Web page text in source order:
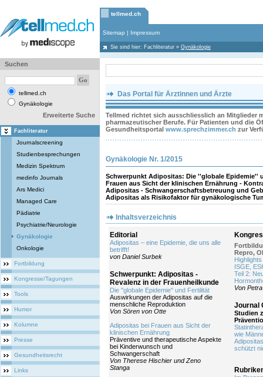
tellmed.ch
Sitemap | Impressum
Sie sind hier: Fachliteratur » Gynäkologie
Suchen
tellmed.ch
Gynäkologie
Erweiterte Suche
Fachliteratur
Journalscreening
Studienbesprechungen
Medizin Spektrum
medinfo Journals
Ars Medici
Managed Care
Pädiatrie
Psychiatrie/Neurologie
Gynäkologie
Onkologie
Fortbildung
Kongresse/Tagungen
Tools
Humor
Kolumne
Presse
Gesundheitsrecht
Links
Das Portal für Ärztinnen und Ärzte
Tellmed richtet sich ausschliesslich an Mitglieder
pharmazeutischer Berufe. Für Patienten und die
Gesundheitsportal www.sprechzimmer.ch zur
Gynäkologie Nr. 1/2015
Schwerpunkt Adipositas: Die ''globale Epidemie''
Frauen aus Sicht der klinischen Ernährung -
Adipositas - Schwangerschaftsbetreuung und
Adipositas als Risikofaktor für gynäkologische
Inhaltsverzeichnis
Editorial
Adipositas – eine Epidemie, die uns alle
betrifft!
von Daniel Surbek
Schwerpunkt: Adipositas -
Revalenz in der Frauenheilkunde
Die ''globale Epidemie'' und Fertilität
Auswirkungen der Adipositas auf die
menschliche Reproduktion
Von Sören von Otte
Adipositas bei Frauen aus Sicht der
klinischen Ernährung
Präventive und therapeutische Aspekte
bei Kinderwunsch und
Schwangerschaft
Von Therese Hischier und Zeno
Stanga
Repro,
ISGE,
Teil 2:
Von
Journal
Studien
wie
schützt